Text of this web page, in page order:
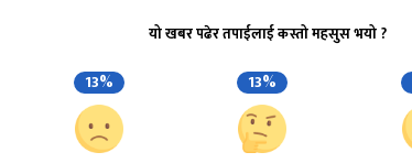
यो खबर पढेर तपाईलाई कस्तो महसुस भयो ?
13% 13%